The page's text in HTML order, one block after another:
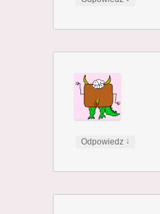
Odpowiedz ↓